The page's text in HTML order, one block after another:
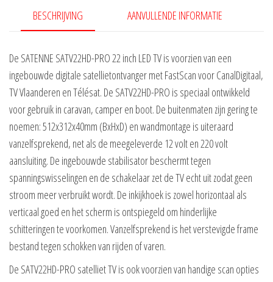
BESCHRIJVING AANVULLENDE INFORMATIE
De SATENNE SATV22HD-PRO 22 inch LED TV is voorzien van een
ingebouwde digitale satellietontvanger met FastScan voor CanalDigitaal,
TV Vlaanderen en Télésat. De SATV22HD-PRO is speciaal ontwikkeld
voor gebruik in caravan, camper en boot. De buitenmaten zijn gering te
noemen: 512x312x40mm (BxHxD) en wandmontage is uiteraard
vanzelfsprekend, net als de meegeleverde 12 volt en 220 volt
aansluiting. De ingebouwde stabilisator beschermt tegen
spanningswisselingen en de schakelaar zet de TV echt uit zodat geen
stroom meer verbruikt wordt. De inkijkhoek is zowel horizontaal als
verticaal goed en het scherm is ontspiegeld om hinderlijke
schitteringen te voorkomen. Vanzelfsprekend is het verstevigde frame
bestand tegen schokken van rijden of varen.
De SATV22HD-PRO satelliet TV is ook voorzien van handige scan opties